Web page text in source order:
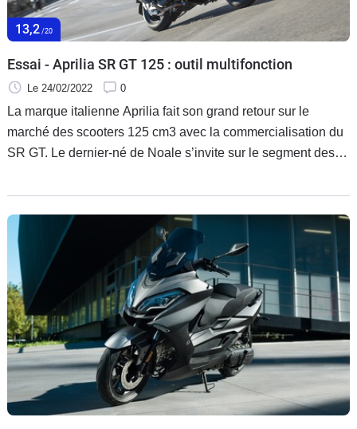
Scooters
&
125
Marques
Services
13,2 /20
Essai - Aprilia SR GT 125 : outil multifonction
Le 24/02/2022 0
La marque italienne Aprilia fait son grand retour sur le
marché des scooters 125 cm3 avec la commercialisation du
SR GT. Le dernier-né de Noale s’invite sur le segment des
Il rejoint le Kymco DTX en attendant l’arrivée d’autres
productions à moyen terme.